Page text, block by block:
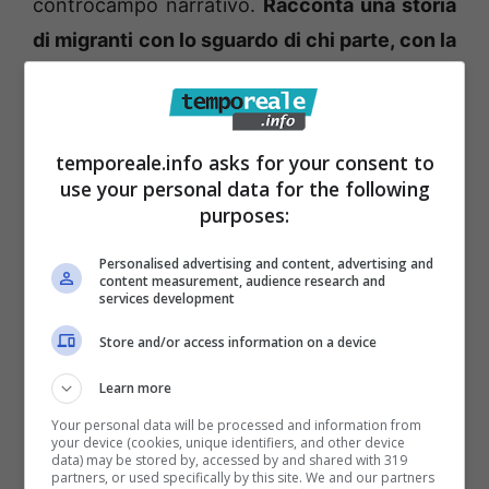
controcampo narrativo. Racconta una storia
di migranti con lo sguardo di chi parte, con la
sulla sua pelle tra la sofferenza fisica e le
con una grazia e una poesia che arrivano al
cuore. La serata , impeccabilmente
Robert Rivera e Jennifer Assaiante,è stata
un grande e profondo imprenditore di Itri,
l’armatore di “Fra Diavolo”
che ha sostenuto fattivamente lo skipper
formiano Giovanni Di Russo per portare
temporeale.info asks for your consent to
use your personal data for the following
purposes:
Personalised advertising and content, advertising and
content measurement, audience research and
services development
Store and/or access information on a device
Learn more
Your personal data will be processed and information from
your device (cookies, unique identifiers, and other device
data) may be stored by, accessed by and shared with 319
partners, or used specifically by this site. We and our partners